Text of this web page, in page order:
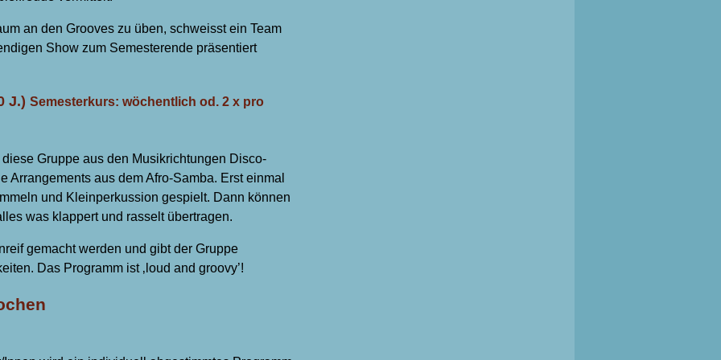
an den Grooves zu üben, schweisst ein Team
Show zum Semesterende präsentiert
J.) Semesterkurs: wöchentlich od. 2 x pro
Gruppe aus den Musikrichtungen Disco-
Arrangements aus dem Afro-Samba. Erst einmal
und Kleinperkussion gespielt. Dann können
was klappert und rasselt übertragen.
gemacht werden und gibt der Gruppe
Das Programm ist ‚loud and groovy’!